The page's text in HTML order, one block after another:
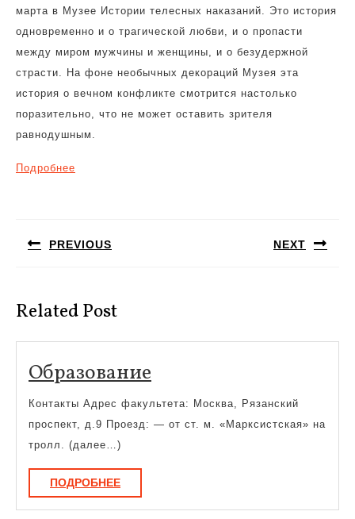
марта в Музее Истории телесных наказаний. Это история
одновременно и о трагической любви, и о пропасти
между миром мужчины и женщины, и о безудержной
страсти. На фоне необычных декораций Музея эта
история о вечном конфликте смотрится настолько
поразительно, что не может оставить зрителя
равнодушным.
Подробнее
записям
PREVIOUS NEXT
Related Post
ОбразованиеОбразование
Контакты Адрес факультета: Москва, Рязанский
проспект, д.9 Проезд: — от ст. м. «Марксистская» на
тролл. (далее…)
ПОДРОБНЕЕПОДРОБНЕЕ